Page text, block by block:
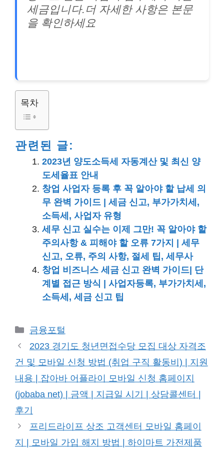
세금입니다.더 자세한 사항은 본문
을 확인하세요
목차
관련된 글:
2023년 양도소득세 자동계산 및 최신 양
도세율표 안내
창업 사업자 등록 후 꼭 알아야 할 납세 의
무 완벽 가이드 | 세금 신고, 부가가치세,
소득세, 사업자 유형
세무 신고 실수는 이제 그만! 꼭 알아야 할
주의사항 & 피해야 할 오류 7가지 | 세무
신고, 오류, 주의 사항, 절세 팁, 세무사
창업 비즈니스 세금 신고 완벽 가이드| 단
계별 접근 방식 | 사업자등록, 부가가치세,
소득세, 세금 신고 팁
카
테
리
금융포털
2023 경기도 청년면접수당 모집 대상 자격조
건 및 모바일 신청 방법 (취업 구직 활동비) | 지원
내용 | 잡아바 어플라이 모바일 신청 홈페이지
(jobaba net) | 금액 | 지급일 시기 | 상담콜센터 |
후기
프리드라이프 상조 고객센터 모바일 홈페이
지 | 모바일 가입 해지 방법 | 하이마트 가전제품